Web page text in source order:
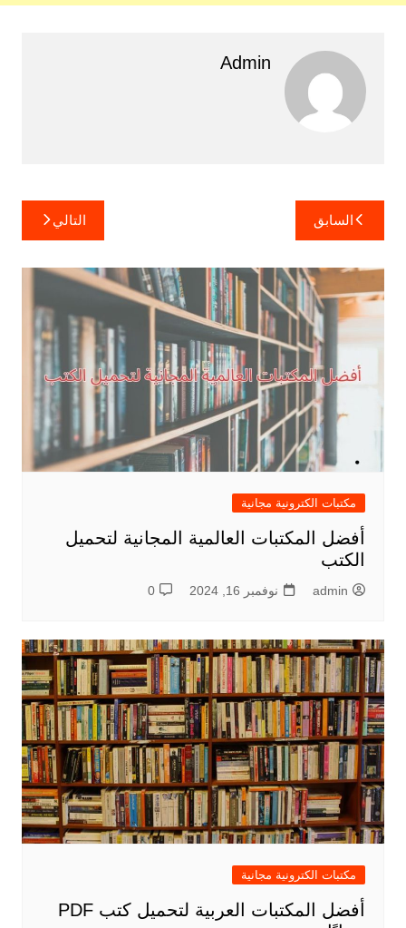
Admin
تصفّح
المقالات
السابق التالي
مكتبات الكترونية مجانية
أفضل المكتبات العالمية المجانية لتحميل
الكتب
admin نوفمبر 16, 2024 0
مكتبات الكترونية مجانية
أفضل المكتبات العربية لتحميل كتب PDF